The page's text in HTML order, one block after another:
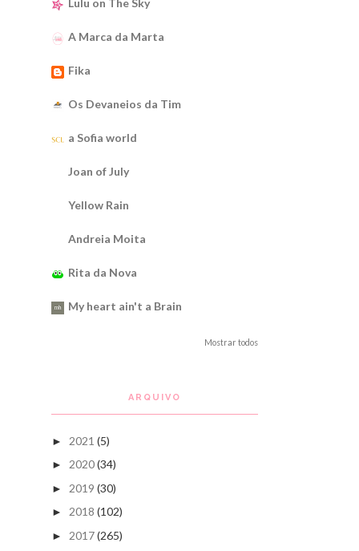
A Marca da Marta
Fika
Os Devaneios da Tim
a Sofia world
Joan of July
Yellow Rain
Andreia Moita
Rita da Nova
My heart ain't a Brain
Mostrar todos
ARQUIVO
► 2021 (5)
► 2020(34)
► 2019 (30)
► 2018 (102)
► 2017(265)